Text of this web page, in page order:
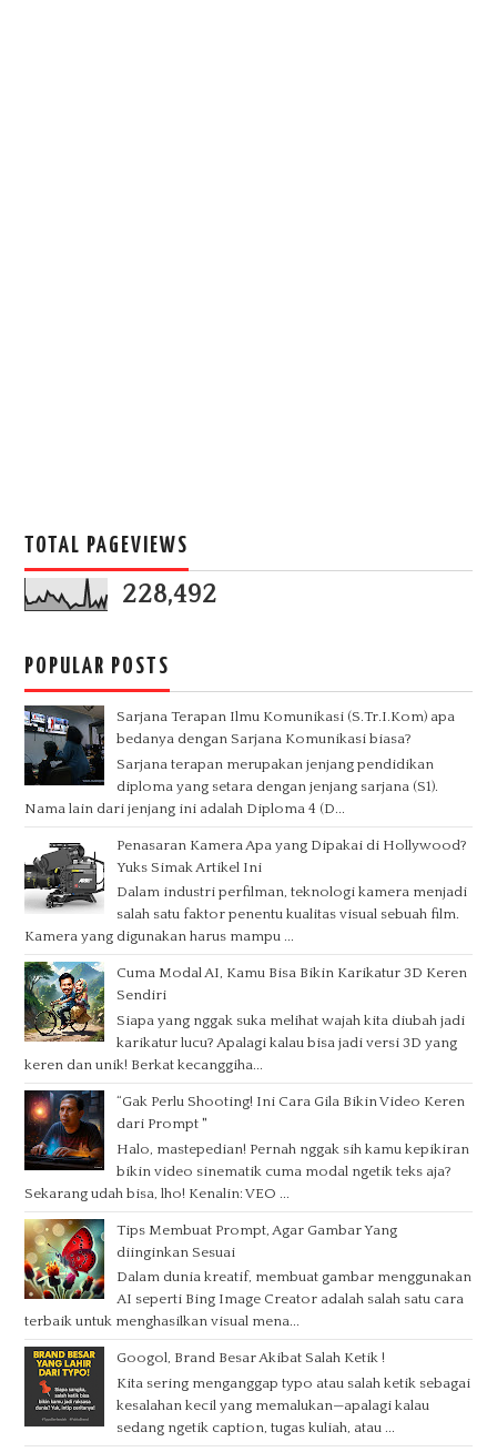
TOTAL PAGEVIEWS
228,492
POPULAR POSTS
Sarjana Terapan Ilmu Komunikasi (S.Tr.I.Kom) apa
bedanya dengan Sarjana Komunikasi biasa?
Sarjana terapan merupakan jenjang pendidikan
diploma yang setara dengan jenjang sarjana (S1).
Nama lain dari jenjang ini adalah Diploma 4 (D...
Penasaran Kamera Apa yang Dipakai di Hollywood?
Yuks Simak Artikel Ini
Dalam industri perfilman, teknologi kamera menjadi
salah satu faktor penentu kualitas visual sebuah film.
Kamera yang digunakan harus mampu ...
Cuma Modal AI, Kamu Bisa Bikin Karikatur 3D Keren
Sendiri
Siapa yang nggak suka melihat wajah kita diubah jadi
karikatur lucu? Apalagi kalau bisa jadi versi 3D yang
keren dan unik! Berkat kecanggiha...
“Gak Perlu Shooting! Ini Cara Gila Bikin Video Keren
dari Prompt "
Halo, mastepedian! Pernah nggak sih kamu kepikiran
bikin video sinematik cuma modal ngetik teks aja?
Sekarang udah bisa, lho! Kenalin: VEO ...
Tips Membuat Prompt, Agar Gambar Yang
diinginkan Sesuai
Dalam dunia kreatif, membuat gambar menggunakan
AI seperti Bing Image Creator adalah salah satu cara
terbaik untuk menghasilkan visual mena...
Googol, Brand Besar Akibat Salah Ketik !
Kita sering menganggap typo atau salah ketik sebagai
kesalahan kecil yang memalukan—apalagi kalau
sedang ngetik caption, tugas kuliah, atau ...